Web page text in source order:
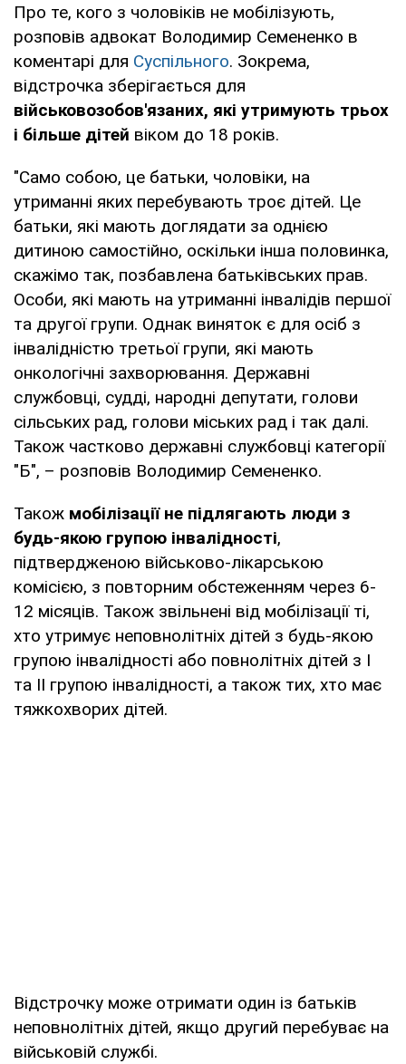
Про те, кого з чоловіків не мобілізують,
розповів адвокат Володимир Семененко в
коментарі для Суспільного. Зокрема,
відстрочка зберігається для
військовозобов'язаних, які утримують трьох
і більше дітей віком до 18 років.
"Само собою, це батьки, чоловіки, на
утриманні яких перебувають троє дітей. Це
батьки, які мають доглядати за однією
дитиною самостійно, оскільки інша половинка,
скажімо так, позбавлена батьківських прав.
Особи, які мають на утриманні інвалідів першої
та другої групи. Однак виняток є для осіб з
інвалідністю третьої групи, які мають
онкологічні захворювання. Державні
службовці, судді, народні депутати, голови
сільських рад, голови міських рад і так далі.
Також частково державні службовці категорії
"Б", – розповів Володимир Семененко.
Також мобілізації не підлягають люди з
будь-якою групою інвалідності,
підтвердженою військово-лікарською
комісією, з повторним обстеженням через 6-
12 місяців. Також звільнені від мобілізації ті,
хто утримує неповнолітніх дітей з будь-якою
групою інвалідності або повнолітніх дітей з І
та ІІ групою інвалідності, а також тих, хто має
тяжкохворих дітей.
Відстрочку може отримати один із батьків
неповнолітніх дітей, якщо другий перебуває на
військовій службі.